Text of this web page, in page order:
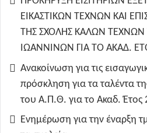
ΕΙΚΑΣΤΙΚΩΝ ΤΕΧΝΩΝ ΚΑΙ
ΤΗΣ ΣΧΟΛΗΣ ΚΑΛΩΝ
ΙΩΑΝΝΙΝΩΝ ΓΙΑ ΤΟ ΑΚΑΔ.
Ανακοίνωση για τις
πρόσκληση για τα ταλέντα
του Α.Π.Θ. για το Ακαδ. Έτος
Ενημέρωση για την έναρξη